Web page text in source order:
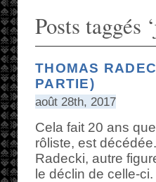
Posts taggés
THOMAS
PARTIE)
août 28th, 2017
Cela fait 20 ans
rôliste, est
Radecki, autre
le déclin de celle-ci.